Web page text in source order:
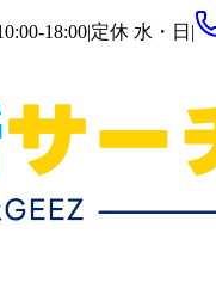
18:00|定休 水・日 |